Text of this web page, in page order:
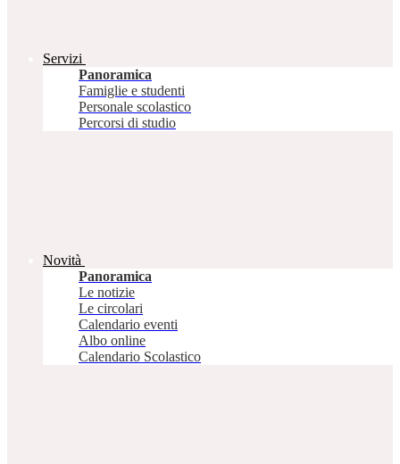
Servizi
Panoramica
Famiglie e studenti
Personale scolastico
Percorsi di studio
Novità
Panoramica
Le notizie
Le circolari
Calendario eventi
Albo online
Calendario Scolastico